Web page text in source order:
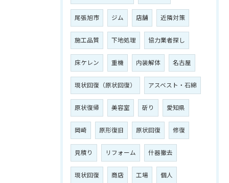
尾張旭市 ジム 店舗 近隣対策
施工品質 下地処理 協力業者探し
床ケレン 重機 内装解体 名古屋
現状回復（原状回復） アスベスト・石綿
原状復帰 美容室 斫り 愛知県
岡崎 原形復旧 原状回復 修復
見積り リフォーム 什器撤去
現状回復 商店 工場 個人